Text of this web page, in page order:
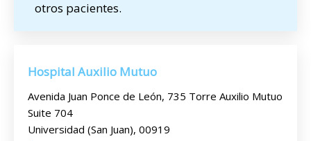
otros pacientes.
Hospital Auxilio Mutuo
Avenida Juan Ponce de León, 735 Torre Auxilio Mutuo
Suite 704
Universidad (San Juan), 00919